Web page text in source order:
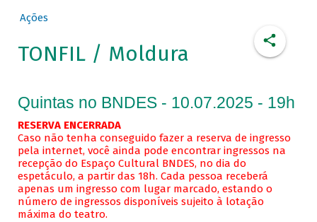
Ações
TONFIL / Moldura
Quintas no BNDES - 10.07.2025 - 19h
RESERVA ENCERRADA
Caso não tenha conseguido fazer a reserva de ingresso
pela internet, você ainda pode encontrar ingressos na
recepção do Espaço Cultural BNDES, no dia do
espetáculo, a partir das 18h. Cada pessoa receberá
apenas um ingresso com lugar marcado, estando o
número de ingressos disponíveis sujeito à lotação
máxima do teatro.